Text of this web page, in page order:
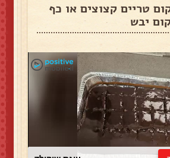
טריים קצוצים או כף
יבש